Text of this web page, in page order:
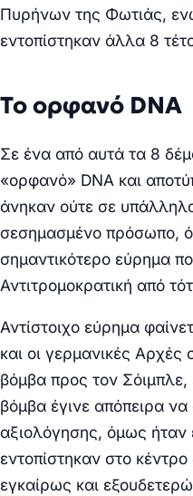
Πυρήνων της Φωτιάς,
εντοπίστηκαν άλλα 8
Το ορφανό DNA
Σε ένα από αυτά τα 8
«ορφανό» DNA και
άνηκαν ούτε σε
σεσημασμένο πρόσωπο,
σημαντικότερο εύρημα
Αντιτρομοκρατική από
Αντίστοιχο εύρημα
και οι γερμανικές Αρχές
βόμβα προς τον
βόμβα έγινε απόπειρα να
αξιολόγησης, όμως
εντοπίστηκαν στο
εγκαίρως και